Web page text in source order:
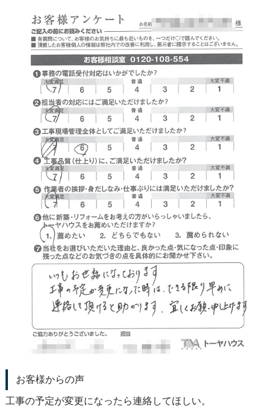
お客様からの声
工事の予定が変更になったら連絡してほしい。